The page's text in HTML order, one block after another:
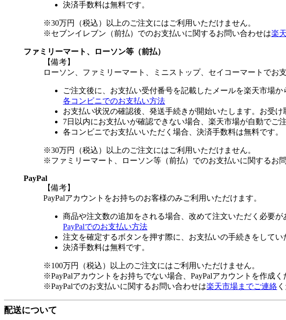
決済手数料は無料です。
※30万円（税込）以上のご注文にはご利用いただけません。
※セブンイレブン（前払）でのお支払いに関するお問い合わせは楽
ファミリーマート、ローソン等（前払）
【備考】
ローソン、ファミリーマート、ミニストップ、セイコーマートでお
ご注文後に、お支払い受付番号を記載したメールを楽天市場か
各コンビニでのお支払い方法
お支払い状況の確認後、発送手続きが開始いたします。お受
7日以内にお支払いが確認できない場合、楽天市場が自動でご
各コンビニでお支払いいただく場合、決済手数料は無料です。
※30万円（税込）以上のご注文にはご利用いただけません。
※ファミリーマート、ローソン等（前払）でのお支払いに関するお
PayPal
【備考】
PayPalアカウントをお持ちのお客様のみご利用いただけます。
商品や注文数の追加をされる場合、改めて注文いただく必要が
PayPalでのお支払い方法
注文を確定するボタンを押す際に、お支払いの手続きをしてい
決済手数料は無料です。
※100万円（税込）以上のご注文にはご利用いただけません。
※PayPalアカウントをお持ちでない場合、PayPalアカウントを作成く
※PayPalでのお支払いに関するお問い合わせは楽天市場までご連絡
配送について